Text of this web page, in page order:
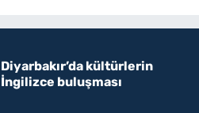
Diyarbakır’da kültürlerin
İngilizce buluşması